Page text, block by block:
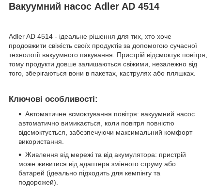
Вакуумний насос Adler AD 4514
Adler AD 4514 - ідеальне рішення для тих, хто хоче
продовжити свіжість своїх продуктів за допомогою сучасної
технології вакуумного пакування. Пристрій відсмоктує повітря,
тому продукти довше залишаються свіжими, незалежно від
того, зберігаються вони в пакетах, каструлях або пляшках.
Ключові особливості:
Автоматичне всмоктування повітря: вакуумний насос
автоматично вимикається, коли повітря повністю
відсмоктується, забезпечуючи максимальний комфорт
використання.
Живлення від мережі та від акумулятора: пристрій
може живитися від адаптера змінного струму або
батарей (ідеально підходить для кемпінгу та
подорожей).